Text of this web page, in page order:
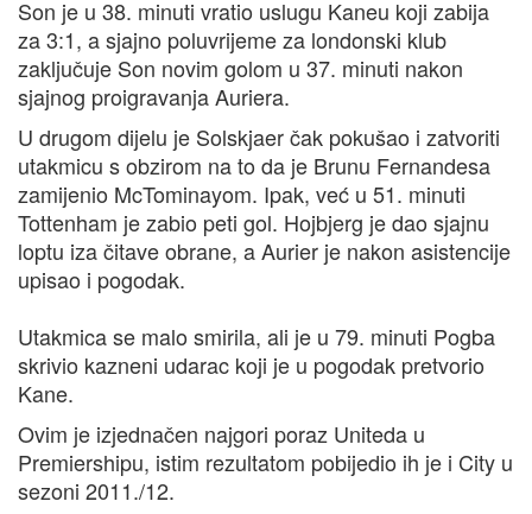
Son je u 38. minuti vratio uslugu Kaneu koji zabija
za 3:1, a sjajno poluvrijeme za londonski klub
zaključuje Son novim golom u 37. minuti nakon
sjajnog proigravanja Auriera.
U drugom dijelu je Solskjaer čak pokušao i zatvoriti
utakmicu s obzirom na to da je Brunu Fernandesa
zamijenio McTominayom. Ipak, već u 51. minuti
Tottenham je zabio peti gol. Hojbjerg je dao sjajnu
loptu iza čitave obrane, a Aurier je nakon asistencije
upisao i pogodak.
Utakmica se malo smirila, ali je u 79. minuti Pogba
skrivio kazneni udarac koji je u pogodak pretvorio
Kane.
Ovim je izjednačen najgori poraz Uniteda u
Premiershipu, istim rezultatom pobijedio ih je i City u
sezoni 2011./12.